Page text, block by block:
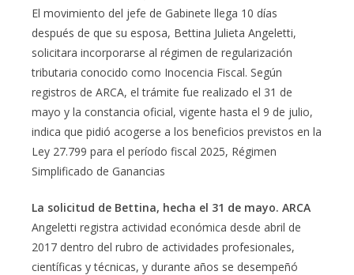
El movimiento del jefe de Gabinete llega 10 días
después de que su esposa, Bettina Julieta Angeletti,
solicitara incorporarse al régimen de regularización
tributaria conocido como Inocencia Fiscal. Según
registros de ARCA, el trámite fue realizado el 31 de
mayo y la constancia oficial, vigente hasta el 9 de julio,
indica que pidió acogerse a los beneficios previstos en la
Ley 27.799 para el período fiscal 2025, Régimen
Simplificado de Ganancias
La solicitud de Bettina, hecha el 31 de mayo. ARCA
Angeletti registra actividad económica desde abril de
2017 dentro del rubro de actividades profesionales,
científicas y técnicas, y durante años se desempeñó